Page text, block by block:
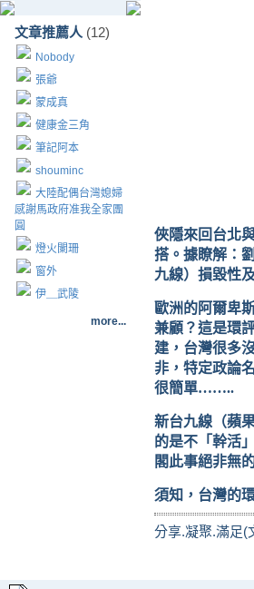
文章推薦人 (12)
Nobody
張爺
蒙成真
健康金三角
筆記阿本
shouminc
大陸配偶台灣媳婦
感謝馬政府准我全家團
圓
燈火闌珊
窗外
伊＿武陵
more...
俠隱來回台北
搭。據瞭解：
九線）損毀性
歐洲的阿爾卑
兼顧？這是環
建，台灣很多
非，特定政論
很簡單……..
新台九線（蘋
的是不「幹活
閣此事絕非無
須知，台灣的
分享.凝聚.滿足(